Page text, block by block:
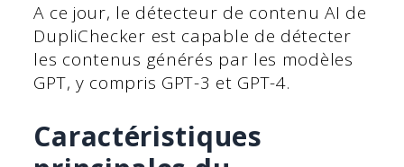
A ce jour, le détecteur de contenu AI de
DupliChecker est capable de détecter
les contenus générés par les modèles
GPT, y compris GPT-3 et GPT-4.
Caractéristiques